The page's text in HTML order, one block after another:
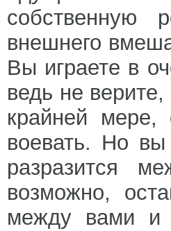
собственную
внешнего
Вы играете в
ведь не
крайней
воевать. Но
разразится
возможно,
между вами и